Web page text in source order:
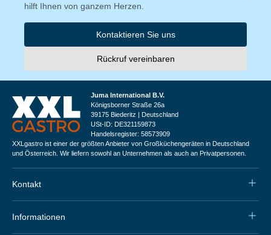
hilft Ihnen von ganzem Herzen.
Kontaktieren Sie uns
Rückruf vereinbaren
Juma International B.V.
Königsborner Straße 26a
39175 Biederitz | Deutschland
USt-ID: DE321159873
Handelsregister: 58573909
XXLgastro ist einer der größten Anbieter von Großküchengeräten in Deutschland
und Österreich. Wir liefern sowohl an Unternehmen als auch an Privatpersonen.
Kontakt
Informationen